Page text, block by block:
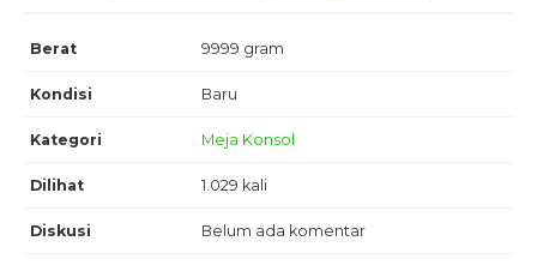
Berat 9999 gram
Kondisi Baru
Kategori Meja Konsol
Dilihat 1.029 kali
Diskusi Belum ada komentar